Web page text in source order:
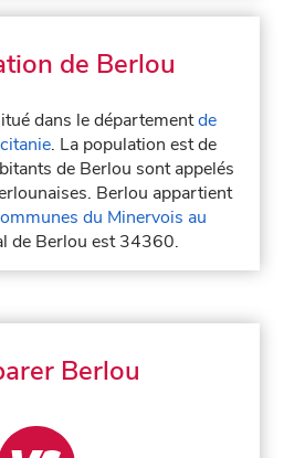
de Berlou
dans le départementde
. La population est de
de Berlou sont appelés
Berlou appartient
du Minervois au
de Berlou est 34360.
Berlou